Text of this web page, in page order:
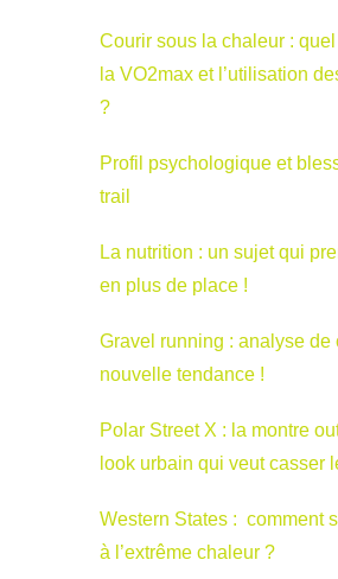
Courir sous la chaleur :
la VO2max et l’utilisation
?
Profil psychologique et
trail
La nutrition : un sujet qui
en plus de place !
Gravel running : analyse de
nouvelle tendance !
Polar Street X : la montre
look urbain qui veut casser
Western States : comment
à l’extrême chaleur ?